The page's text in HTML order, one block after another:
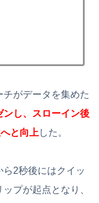
がデータを集めた
ンし、スローイン後
と向上 した。
2秒後にはクイッ
プが起点となり、